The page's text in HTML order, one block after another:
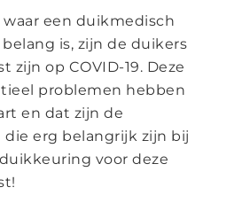
een duikmedisch
is, zijn de duikers
zijn op COVID-19. Deze
problemen hebben
en dat zijn de
die erg belangrijk zijn bij
voor deze